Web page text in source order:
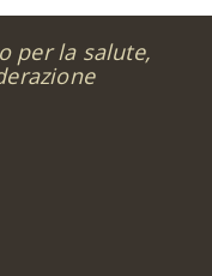
per la salute,